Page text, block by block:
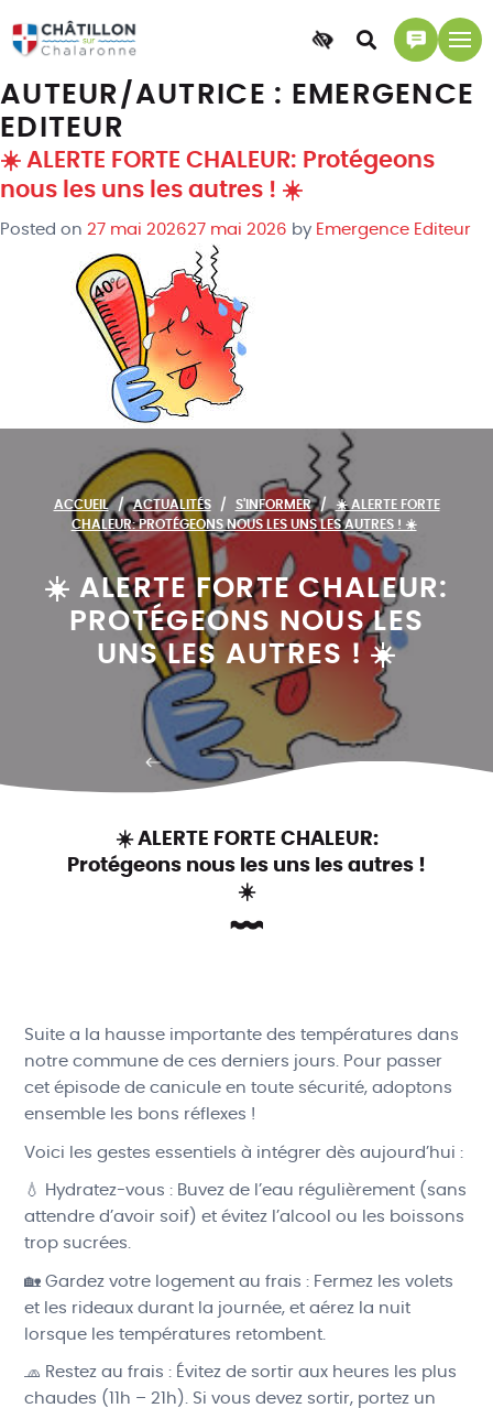
Accessibilité
Accéder
la
Accéder
la
contact
AUTEUR/AUTRICE : EMERGENCE
EDITEUR
☀️ ALERTE FORTE CHALEUR: Protégeons
nous les uns les autres ! ☀️
Posted on 27 mai 202627 mai 2026 by Emergence Editeur
ACCUEIL ACTUALITÉS S'INFORMER
☀️ ALERTE FORTE
CHALEUR: PROTÉGEONS NOUS LES UNS LES AUTRES ! ☀️
☀️ ALERTE FORTE CHALEUR:
PROTÉGEONS NOUS LES
UNS LES AUTRES ! ☀️
RETOUR AUX ACTUALITÉS
☀️ ALERTE FORTE CHALEUR:
Protégeons nous les uns les autres !
☀️
Suite a la hausse importante des températures dans
notre commune de ces derniers jours. Pour passer
cet épisode de canicule en toute sécurité, adoptons
ensemble les bons réflexes !
Voici les gestes essentiels à intégrer dès aujourd’hui :
💧 Hydratez-vous : Buvez de l’eau régulièrement (sans
attendre d’avoir soif) et évitez l’alcool ou les boissons
trop sucrées.
🏡 Gardez votre logement au frais : Fermez les volets
et les rideaux durant la journée, et aérez la nuit
lorsque les températures retombent.
🧢 Restez au frais : Évitez de sortir aux heures les plus
chaudes (11h – 21h). Si vous devez sortir, portez un